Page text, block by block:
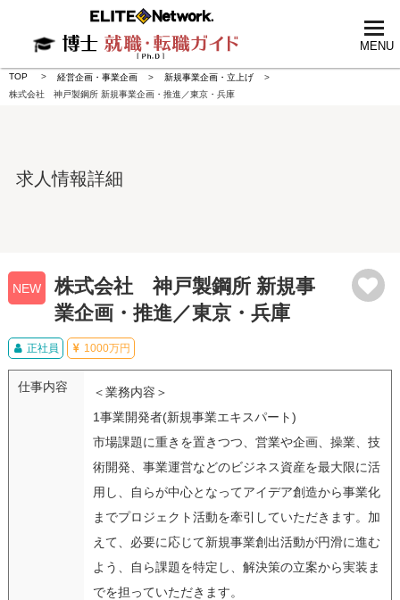
MENU
TOP 経営企画・事業企画
新規事業企画・立上げ
株式会社 神戸製鋼所 新規事業企画・推進／東京・兵庫
求人情報詳細
NEW
株式会社 神戸製鋼所 新規事
業企画・推進／東京・兵庫
正社員 1000万円
仕事内容
＜業務内容＞
1事業開発者(新規事業エキスパート)
市場課題に重きを置きつつ、営業や企画、操業、技
術開発、事業運営などのビジネス資産を最大限に活
用し、自らが中心となってアイデア創造から事業化
までプロジェクト活動を牽引していただきます。加
えて、必要に応じて新規事業創出活動が円滑に進む
よう、自ら課題を特定し、解決策の立案から実装ま
でを担っていただきます。